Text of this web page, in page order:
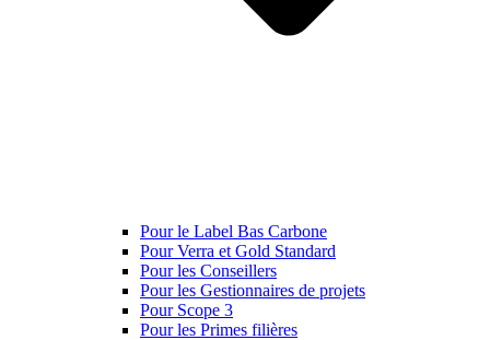
Pour le Label Bas Carbone
Pour Verra et Gold Standard
Pour les Conseillers
Pour les Gestionnaires de projets
Pour Scope 3
Pour les Primes filières